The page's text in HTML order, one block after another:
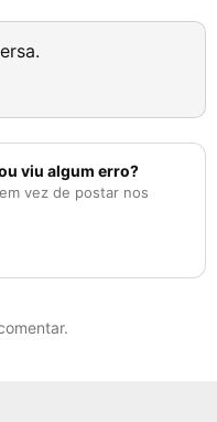
viu algum erro?
vez de postar nos